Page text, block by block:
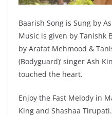
Baarish Song is Sung by
Music is given by Tanishk
by Arafat Mehmood &
(Bodyguard)’ singer Ash
touched the heart.
Enjoy the Fast Melody in
King and Shashaa